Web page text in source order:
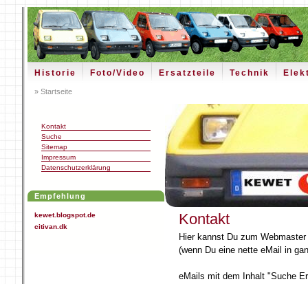
Historie Foto/Video Ersatzteile Technik
» Startseite
Kontakt
Suche
Sitemap
Impressum
Datenschutzerklärung
Empfehlung
kewet.blogspot.de
citivan.dk
Kontakt
Hier kannst Du zum
(wenn Du eine nette eMail in
eMails mit dem Inhalt "Suche